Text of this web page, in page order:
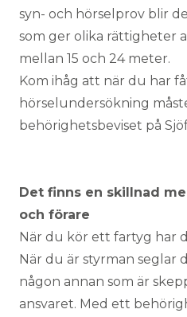
syn- och hörselprov blir
som ger olika rättigheter
mellan 15 och 24 meter.
Kom ihåg att när du har
hörselundersökning
behörighetsbeviset på
Det finns en skillnad
och förare
När du kör ett fartyg har
När du är styrman seglar
någon annan som är
ansvaret. Med ett